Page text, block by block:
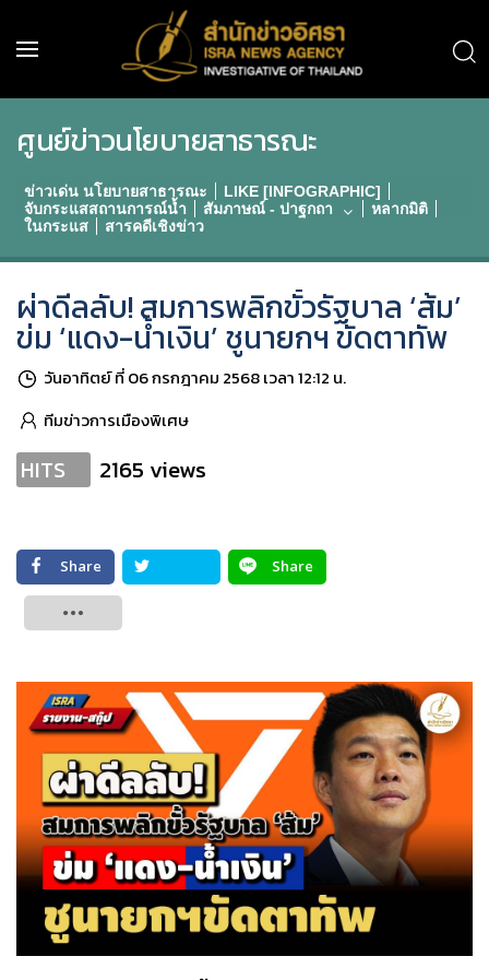
ศูนย์ข่าวนโยบายสาธารณะ
ข่าวเด่น นโยบายสาธารณะ
LIKE [INFOGRAPHIC]
จับกระแสสถานการณ์น้ำ
สัมภาษณ์ - ปาฐกถา
หลากมิติ
ในกระแส
สารคดีเชิงข่าว
ผ่าดีลลับ! สมการพลิกขั้วรัฐบาล ‘ส้ม’
ข่ม ‘แดง-น้ำเงิน’ ชูนายกฯ ขัดตาทัพ
วันอาทิตย์ ที่ 06 กรกฎาคม 2568 เวลา 12:12 น.
ทีมข่าวการเมืองพิเศษ
HITS 2165 views
Share
Share